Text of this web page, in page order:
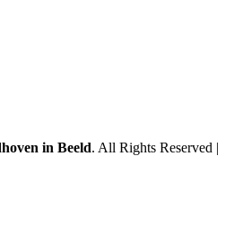
in Beeld. All Rights Reserved |